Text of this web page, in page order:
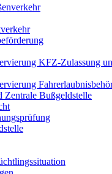
KFZ-Zulassung
Zentrale Bußgeldstelle